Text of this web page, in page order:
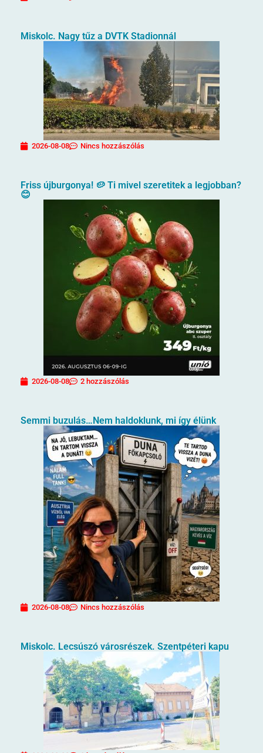
Miskolc. Nagy tűz a DVTK Stadionnál
2026-08-08 Nincs hozzászólás
Friss újburgonya! 🥔 Ti mivel szeretitek a legjobban?
😊
2026-08-08 2 hozzászólás
Semmi buzulás…Nem haldoklunk, mi így élünk
2026-08-08 Nincs hozzászólás
Miskolc. Lecsúszó városrészek. Szentpéteri kapu